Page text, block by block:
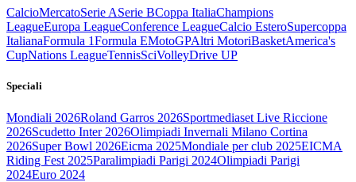
CalcioMercatoSerie ASerie BCoppa ItaliaChampions
LeagueEuropa LeagueConference LeagueCalcio EsteroSupercoppa
ItalianaFormula 1Formula EMotoGPAltri MotoriBasketAmerica's
CupNations LeagueTennisSciVolleyDrive UP
Speciali
Mondiali 2026Roland Garros 2026Sportmediaset Live Riccione
2026Scudetto Inter 2026Olimpiadi Invernali Milano Cortina
2026Super Bowl 2026Eicma 2025Mondiale per club 2025EICMA
Riding Fest 2025Paralimpiadi Parigi 2024Olimpiadi Parigi
2024Euro 2024